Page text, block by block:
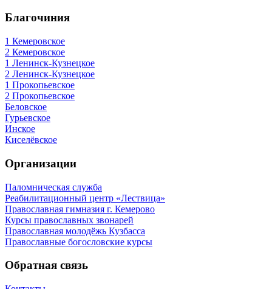
Благочиния
1 Кемеровское
2 Кемеровское
1 Ленинск-Кузнецкое
2 Ленинск-Кузнецкое
1 Прокопьевское
2 Прокопьевское
Беловское
Гурьевское
Инское
Киселёвское
Организации
Паломническая служба
Реабилитационный центр «Лествица»
Православная гимназия г. Кемерово
Курсы православных звонарей
Православная молодёжь Кузбасса
Православные богословские курсы
Обратная связь